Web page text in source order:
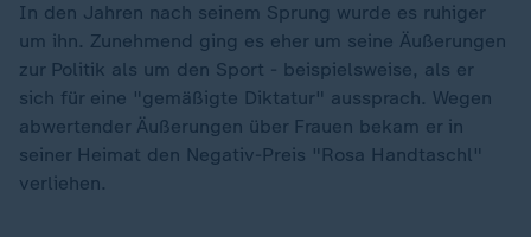
In den Jahren nach seinem Sprung wurde es ruhiger
um ihn. Zunehmend ging es eher um seine Äußerungen
zur Politik als um den Sport - beispielsweise, als er
sich für eine "gemäßigte Diktatur" aussprach. Wegen
abwertender Äußerungen über Frauen bekam er in
seiner Heimat den Negativ-Preis "Rosa Handtaschl"
verliehen.